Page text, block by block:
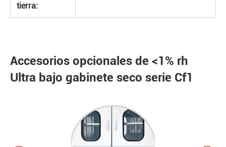
tierra:
Accesorios opcionales de <1% rh
Ultra bajo gabinete seco serie Cf1